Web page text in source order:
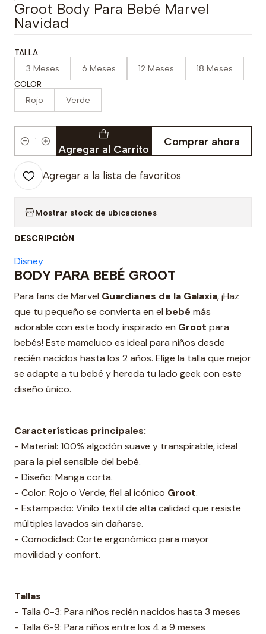
Groot Body Para Bebé Marvel
Navidad
TALLA
3 Meses 6 Meses 12 Meses 18 Meses
COLOR
Rojo Verde
Cantidad Agregar al Carrito
Comprar ahora
Agregar a la lista de favoritos
Mostrar stock de ubicaciones
DESCRIPCIÓN
Disney
BODY PARA BEBÉ GROOT
Para fans de Marvel Guardianes de la Galaxia, ¡Haz
que tu pequeño se convierta en el bebé más
adorable con este body inspirado en Groot para
bebés! Este mameluco es ideal para niños desde
recién nacidos hasta los 2 años. Elige la talla que mejor
se adapte a tu bebé y hereda tu lado geek con este
diseño único.
Características principales:
- Material: 100% algodón suave y transpirable, ideal
para la piel sensible del bebé.
- Diseño: Manga corta.
- Color: Rojo o Verde, fiel al icónico Groot.
- Estampado: Vinilo textil de alta calidad que resiste
múltiples lavados sin dañarse.
- Comodidad: Corte ergonómico para mayor
movilidad y confort.
Tallas
- Talla 0-3: Para niños recién nacidos hasta 3 meses
- Talla 6-9: Para niños entre los 4 a 9 meses